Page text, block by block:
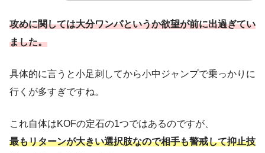
攻めに関しては大分ワンパというか欲望が前に出過ぎてい
ました。
具体的に言うと小足刺してから小中ジャンプで乗っかりに
行くが多すぎですね。
これ自体はKOFの定石の1つではあるのですが、
最もリターンが大きい選択肢なので相手も警戒して抑止技